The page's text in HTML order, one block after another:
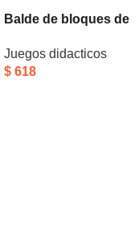
Balde de bloques de
Juegos didacticos
$ 618